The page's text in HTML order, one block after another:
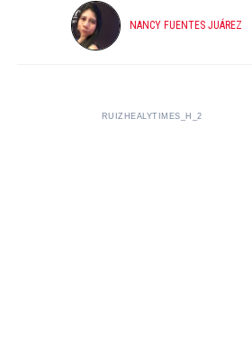
NANCY FUENTES JUÁREZ
RUIZHEALYTIMES_H_2